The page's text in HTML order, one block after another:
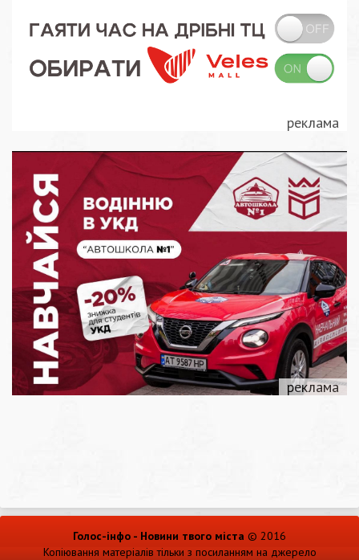
Голос-інфо - Новини твого міста © 2016
Копіювання матеріалів тільки з посиланням на джерело